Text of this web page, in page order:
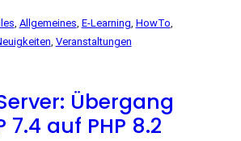
Allgemeines E-Learning HowTo
Veranstaltungen
Übergang
7.4 auf PHP 8.2